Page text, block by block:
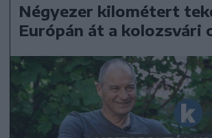
Négyezer kilométert
Európán át a kolozsvári